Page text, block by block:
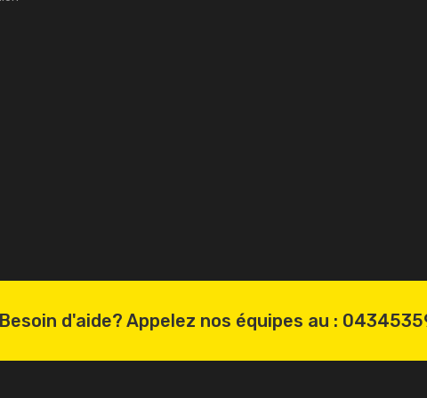
Besoin d'aide? Appelez nos équipes au :